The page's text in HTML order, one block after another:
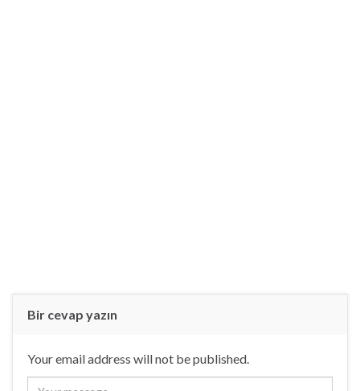
Bir cevap yazın
Your email address will not be published.